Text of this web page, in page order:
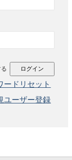
ードリセット
ユーザー登録